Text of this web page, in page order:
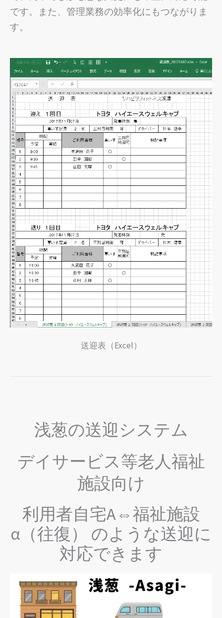
です。
また、管理業務の効率化にもつながりま
す。
送迎表（Excel）
浅葱の送迎システム
デイサービス等老人福祉
施設向け
利用者自宅A⇔福祉施設
α（往復） のような送迎に
対応できます